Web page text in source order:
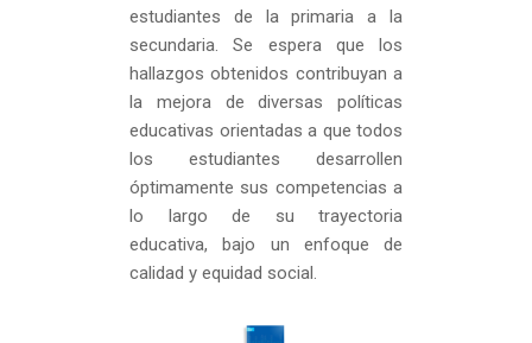
estudiantes de la primaria a la
secundaria. Se espera que los
hallazgos obtenidos contribuyan a
la mejora de diversas políticas
educativas orientadas a que todos
los estudiantes desarrollen
óptimamente sus competencias a
lo largo de su trayectoria
educativa, bajo un enfoque de
calidad y equidad social.